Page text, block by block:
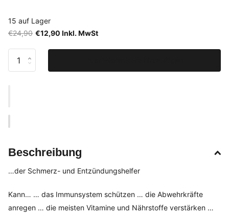
15 auf Lager
€24,90 €12,90 Inkl. MwSt
Beschreibung
…der Schmerz- und Entzündungshelfer
Kann… … das Immunsystem schützen … die Abwehrkräfte
anregen … die meisten Vitamine und Nährstoffe verstärken …